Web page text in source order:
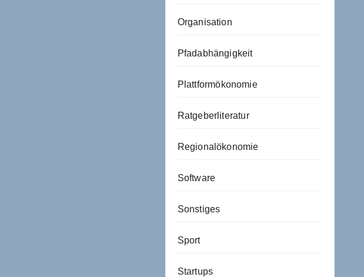
Organisation
Pfadabhängigkeit
Plattformökonomie
Ratgeberliteratur
Regionalökonomie
Software
Sonstiges
Sport
Startups